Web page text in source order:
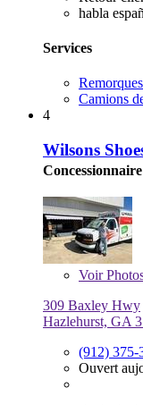
habla
Services
Camions
4
Wilsons
Voir
309 Baxley Hwy
Hazlehurst, GA
(912) 375-
Ouvert